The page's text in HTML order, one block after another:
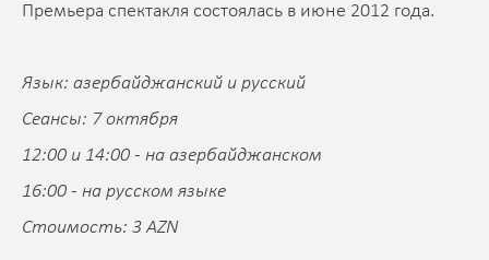
Премьера спектакля состоялась в июне 2012 года.
Язык: азербайджанский и русский
Сеансы: 7 октября
12:00 и 14:00 - на азербайджанском
16:00 - на русском языке
Стоимость: 3 AZN